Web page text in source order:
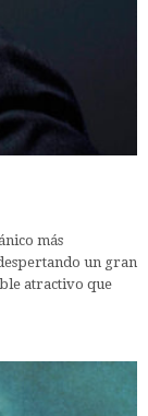
más
un gran
atractivo que